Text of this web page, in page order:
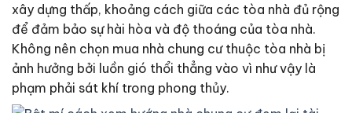
xây dựng thấp, khoảng cách giữa các tòa nhà đủ rộng
để đảm bảo sự hài hòa và độ thoáng của tòa nhà.
Không nên chọn mua nhà chung cư thuộc tòa nhà bị
ảnh hưởng bởi luồn gió thổi thẳng vào vì như vậy là
phạm phải sát khí trong phong thủy.